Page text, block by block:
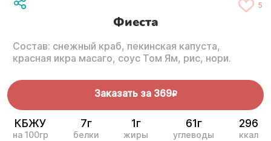
5
Фиеста
Состав: снежный краб, пекинская капуста,
красная икра масаго, соус Том Ям, рис, нори.
Заказать за 369R
КБЖУ
на 100гр
7г
белки
1г
жиры
61г
углеводы
296
ккал